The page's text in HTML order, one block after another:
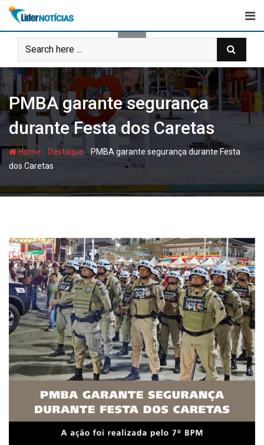
Skip
content
PMBA garante segurança
durante Festa dos Caretas
Home Destaque - PMBA garante segurança durante Festa
dos Caretas